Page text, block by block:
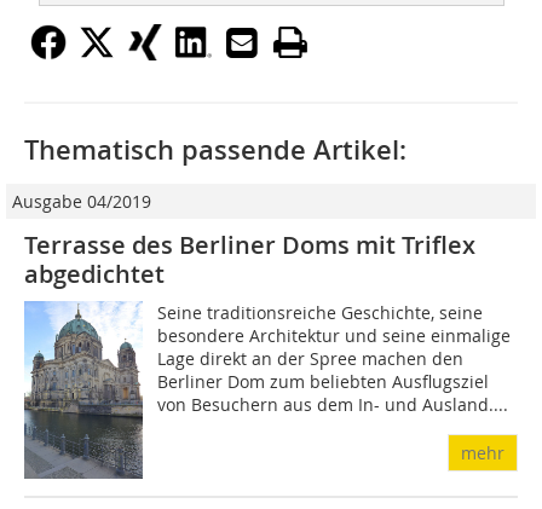
Thematisch passende Artikel:
Ausgabe 04/2019
Terrasse des Berliner Doms mit Triflex
abgedichtet
Seine traditionsreiche Geschichte, seine
besondere Architektur und seine einmalige
Lage direkt an der Spree machen den
Berliner Dom zum beliebten Ausflugsziel
von Besuchern aus dem In- und Ausland....
mehr